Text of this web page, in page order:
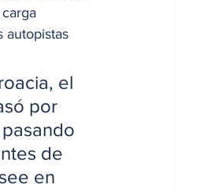
autopistas
el
por
de
en